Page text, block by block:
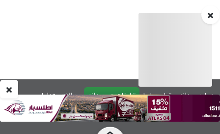
درباره چیدانه تماس با ما تبلیغات در چیدانه
سوالات متداول